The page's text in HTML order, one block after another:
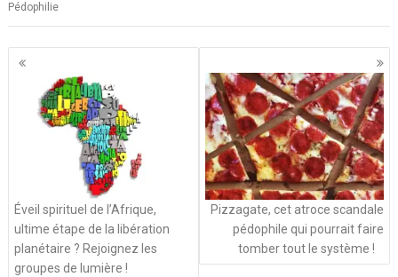
Pédophilie
Navigation
articles
Éveil spirituel de l’Afrique,
ultime étape de la libération
planétaire ? Rejoignez les
groupes de lumière !
Pizzagate, cet atroce scandale
pédophile qui pourrait faire
tomber tout le système !